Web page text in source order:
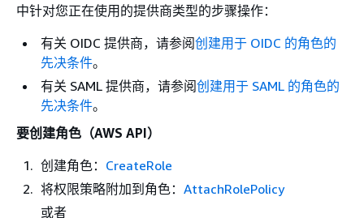
中针对您正在使用的提供商类型的步骤操作：
有关 OIDC 提供商，请参阅创建用于 OIDC 的角色的
先决条件。
有关 SAML 提供商，请参阅创建用于 SAML 的角色的
先决条件。
要创建角色（AWS API）
创建角色： CreateRole
将权限策略附加到角色： AttachRolePolicy
或者